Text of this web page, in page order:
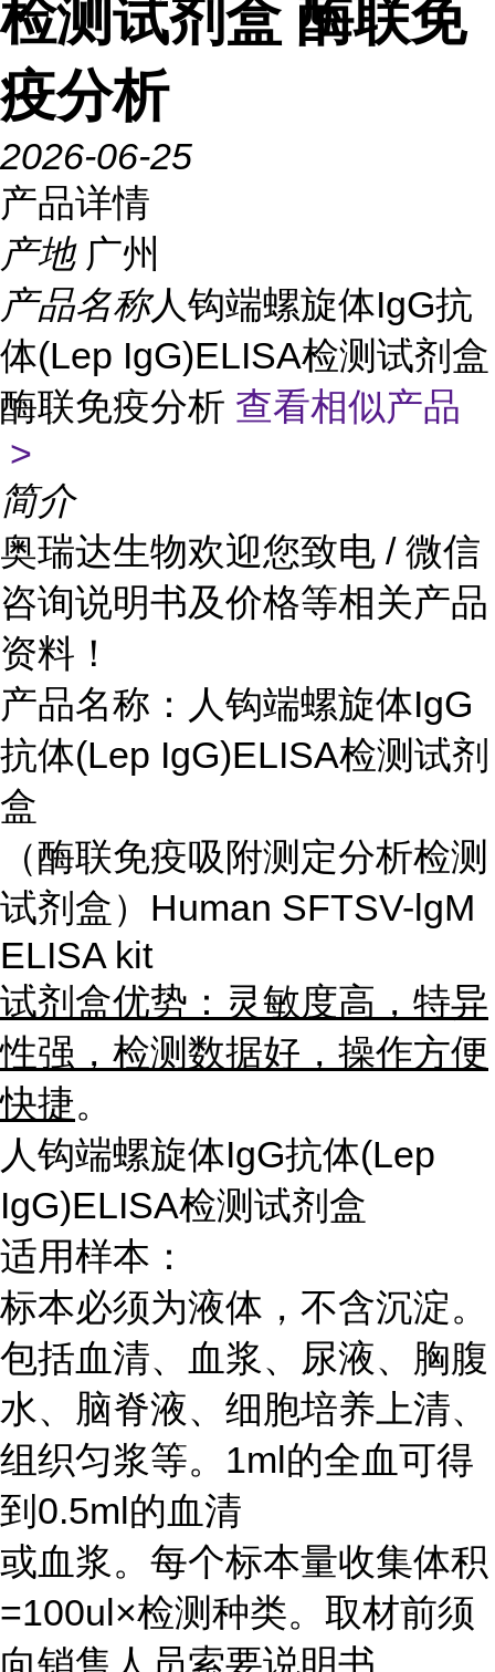
检测试剂盒 酶联免
疫分析
2026-06-25
产品详情
产地 广州
产品名称人钩端螺旋体IgG抗
体(Lep IgG)ELISA检测试剂盒
酶联免疫分析 查看相似产品
>
简介
奥瑞达生物欢迎您致电 / 微信
咨询说明书及价格等相关产品
资料！
产品名称：人钩端螺旋体IgG
抗体(Lep IgG)ELISA检测试剂
盒
（酶联免疫吸附测定分析检测
试剂盒）Human SFTSV-lgM
ELISA kit
试剂盒优势：灵敏度高，特异
性强，检测数据好，操作方便
快捷。
人钩端螺旋体IgG抗体(Lep
IgG)ELISA检测试剂盒
适用样本：
标本必须为液体，不含沉淀。
包括血清、血浆、尿液、胸腹
水、脑脊液、细胞培养上清、
组织匀浆等。1ml的全血可得
到0.5ml的血清
或血浆。每个标本量收集体积
=100ul×检测种类。取材前须
向销售人员索要说明书。